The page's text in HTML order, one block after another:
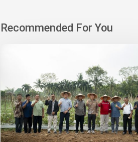
Recommended For You
dan
Desa
Sodong
Tanam
500